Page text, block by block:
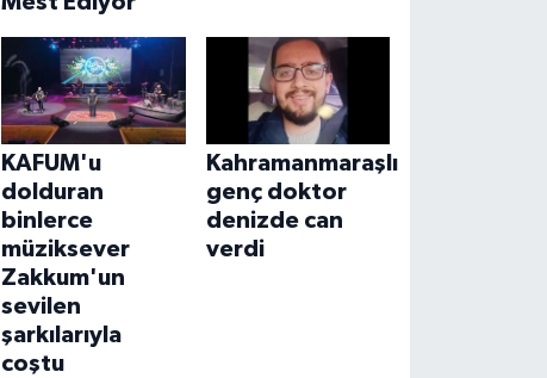
KAFUM'u
dolduran
binlerce
müziksever
Zakkum'un
sevilen
şarkılarıyla
coştu
Kahramanmaraşlı
genç doktor
denizde can
verdi